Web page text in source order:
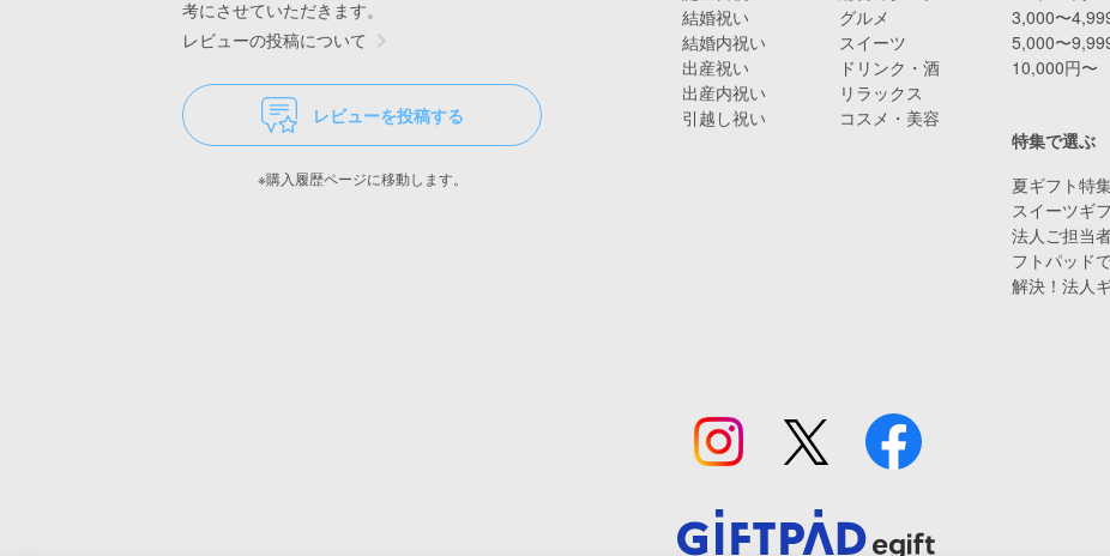
考にさせていただきます。
レビューの投稿について
レビューを投稿する
※購入履歴ページに移動します。
結婚祝い
結婚内祝い
出産祝い
出産内祝い
引越し祝い
3,000〜
5,000〜
10,000円〜
グルメ
スイーツ
ドリンク・酒
リラックス
コスメ・美容
特集で選ぶ
夏ギフト特
スイーツギ
法人ご担当
フトパッド
解決！法人